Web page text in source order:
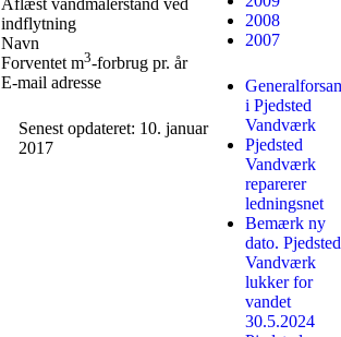
Aflæst vandmålerstand ved
indflytning
Navn
Forventet m3-forbrug pr. år
E-mail adresse
Senest opdateret: 10. januar
2017
2008
2007
i Pjedsted
Vandværk
Pjedsted
Vandværk
reparerer
ledningsnet
Bemærk ny
dato. Pjedsted
Vandværk
lukker for
vandet
30.5.2024